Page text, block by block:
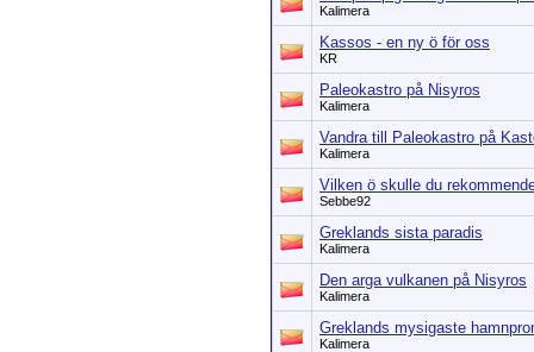
Kalimera
Kassos - en ny ö för oss
KR
Paleokastro på Nisyros
Kalimera
Vandra till Paleokastro på
Kalimera
Vilken ö skulle du
Sebbe92
Greklands sista paradis
Kalimera
Den arga vulkanen på Nisyros
Kalimera
Greklands mysigaste
Kalimera